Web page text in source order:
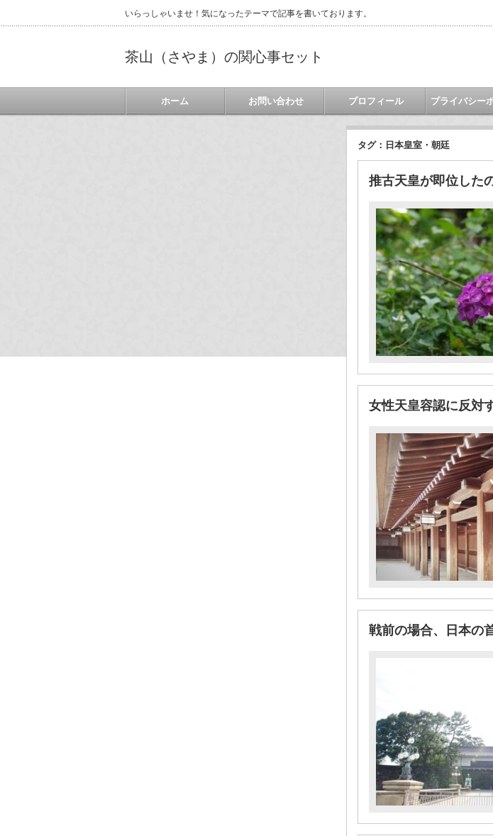
いらっしゃいませ！気になったテーマで記事を書いております。
茶山（さやま）の関心事セット
ホーム お問い合わせ プロフィール プライバシー
タグ：日本皇室・朝廷
推古天皇が即位した
女性天皇容認に反対
戦前の場合、日本の